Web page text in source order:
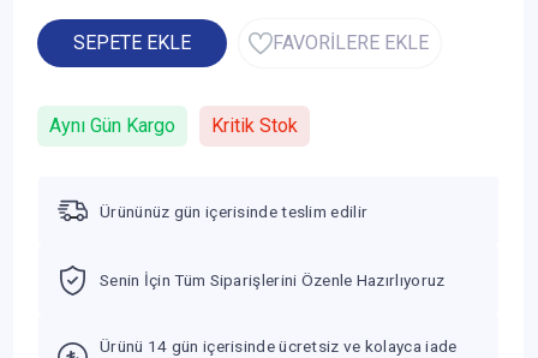
SEPETE EKLE FAVORİLERE EKLE
Aynı Gün Kargo Kritik Stok
Ürününüz gün içerisinde teslim edilir
Senin İçin Tüm Siparişlerini Özenle Hazırlıyoruz
Ürünü 14 gün içerisinde ücretsiz ve kolayca iade